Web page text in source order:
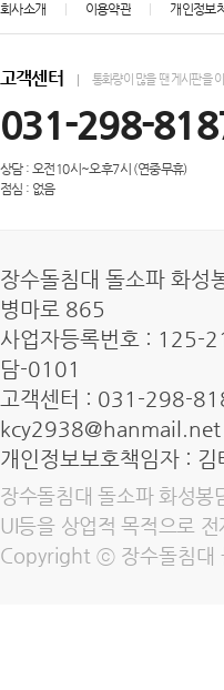
회사소개 이용약관 개인정보
고객센터 통화량이 많을 땐 게시판을
031-298-
상담 : 오전10시~오후7시 (연중무휴)
점심 : 없음
장수돌침대 돌소파 화성
병마로 865
사업자등록번호 : 125-
담-0101
고객센터 : 031-298-
kcy2938@hanmail.net
개인정보보호책임자 :
장수돌침대 돌소파 화성봉
UI등을 상업적 목적으로
Copyright ⓒ 장수돌침대